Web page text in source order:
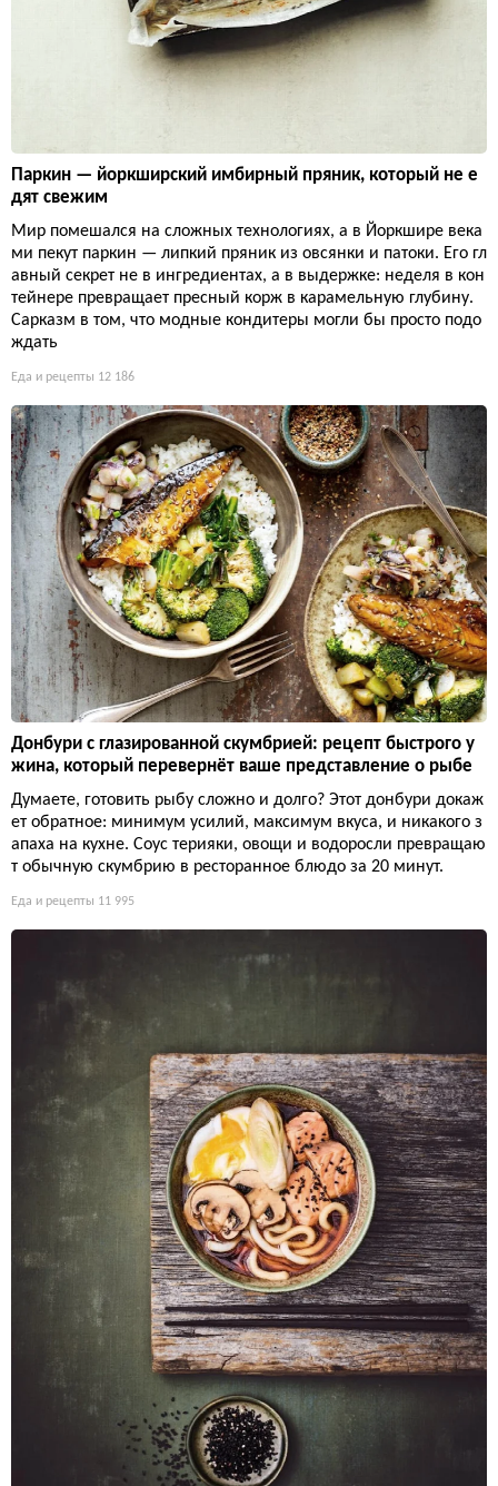
Паркин — йоркширский имбирный пряник, который не е
дят свежим
Мир помешался на сложных технологиях, а в Йоркшире века
ми пекут паркин — липкий пряник из овсянки и патоки. Его гл
авный секрет не в ингредиентах, а в выдержке: неделя в кон
тейнере превращает пресный корж в карамельную глубину.
Сарказм в том, что модные кондитеры могли бы просто подо
ждать
Еда и рецепты 12 186
Донбури с глазированной скумбрией: рецепт быстрого у
жина, который перевернёт ваше представление о рыбе
Думаете, готовить рыбу сложно и долго? Этот донбури докаж
ет обратное: минимум усилий, максимум вкуса, и никакого з
апаха на кухне. Соус терияки, овощи и водоросли превращаю
т обычную скумбрию в ресторанное блюдо за 20 минут.
Еда и рецепты 11 995